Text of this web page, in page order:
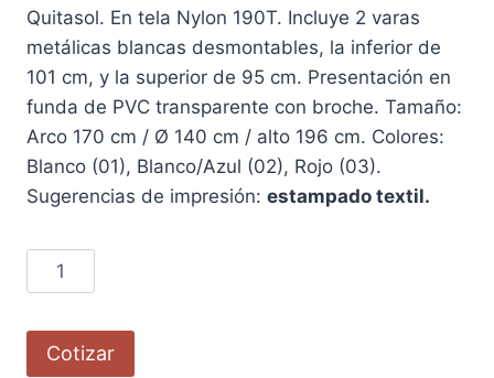
Quitasol. En tela Nylon 190T. Incluye 2 varas
metálicas blancas desmontables, la inferior de
101 cm, y la superior de 95 cm. Presentación en
funda de PVC transparente con broche. Tamaño:
Arco 170 cm / Ø 140 cm / alto 196 cm. Colores:
Blanco (01), Blanco/Azul (02), Rojo (03).
Sugerencias de impresión: estampado textil.
Cotizar